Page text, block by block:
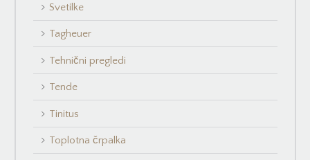
Svetilke
Tagheuer
Tehnični pregledi
Tende
Tinitus
Toplotna črpalka